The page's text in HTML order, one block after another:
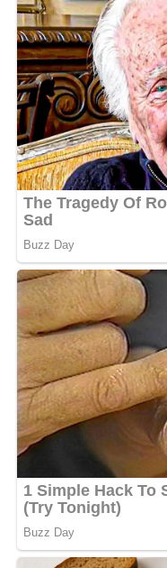
Vorbereitungszeit
Kochzeit
Gesamtzeit
Benötigte
Schüssel – zum
Topf – für das
Schöpflöffel – zum
Pfanne – zum
Messer und
Weißbrots
Die Knödel können bis
aufbewahrt werden.
Behälter lagern. Zum
Knödel in einem
zu erhitzen. Die
und können bei